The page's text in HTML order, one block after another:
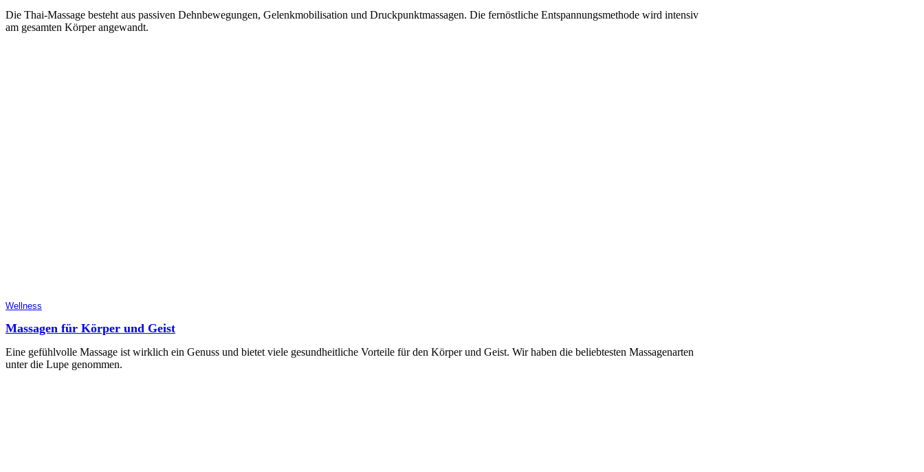
Die Thai-Massage besteht aus passiven Dehnbewegungen, Gelenkmobilisation und Druckpunktmassagen. Die fernöstliche Entspannungsmethode wird intensiv
am gesamten Körper angewandt.
Wellness
Massagen für Körper und Geist
Eine gefühlvolle Massage ist wirklich ein Genuss und bietet viele gesundheitliche Vorteile für den Körper und Geist. Wir haben die beliebtesten Massagenarten
unter die Lupe genommen.